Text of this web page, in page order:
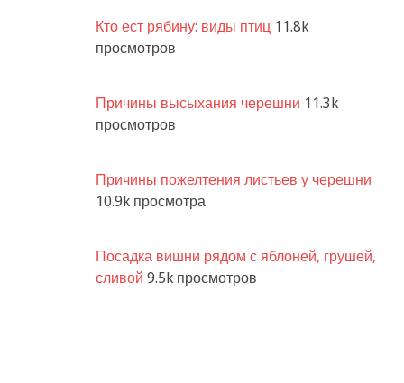
Кто ест рябину: виды птиц 11.8k
просмотров
Причины высыхания черешни 11.3k
просмотров
Причины пожелтения листьев у черешни
10.9k просмотра
Посадка вишни рядом с яблоней, грушей,
сливой 9.5k просмотров